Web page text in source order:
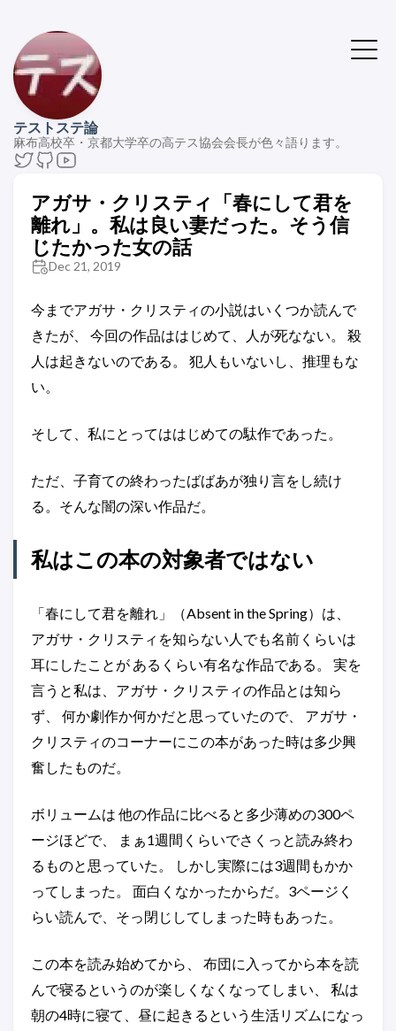
テストステ論
麻布高校卒・京都大学卒の高テス協会会長が色々語ります。
アガサ・クリスティ「春にして君を
離れ」。私は良い妻だった。そう信
じたかった女の話
Dec 21, 2019
今までアガサ・クリスティの小説はいくつか読んで
きたが、 今回の作品ははじめて、人が死なない。 殺
人は起きないのである。 犯人もいないし、推理もな
い。
そして、私にとってははじめての駄作であった。
ただ、子育ての終わったばばあが独り言をし続け
る。そんな闇の深い作品だ。
私はこの本の対象者ではない
「春にして君を離れ」（Absent in the Spring）は、
アガサ・クリスティを知らない人でも名前くらいは
耳にしたことが あるくらい有名な作品である。 実を
言うと私は、アガサ・クリスティの作品とは知ら
ず、 何か劇作か何かだと思っていたので、 アガサ・
クリスティのコーナーにこの本があった時は多少興
奮したものだ。
ボリュームは 他の作品に比べると多少薄めの300ペ
ージほどで、 まぁ1週間くらいでさくっと読み終わ
るものと思っていた。 しかし実際には3週間もかか
ってしまった。 面白くなかったからだ。3ページく
らい読んで、そっ閉じしてしまった時もあった。
この本を読み始めてから、 布団に入ってから本を読
んで寝るというのが楽しくなくなってしまい、 私は
朝の4時に寝て、昼に起きるという生活リズムになっ